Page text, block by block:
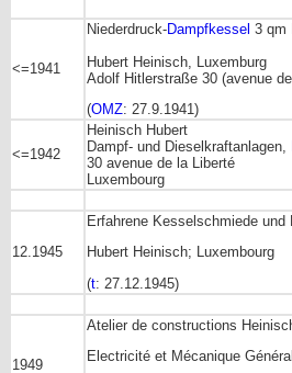
<=1941
Niederdruck-Dampfkessel 3 qm
Hubert Heinisch, Luxemburg
Adolf Hitlerstraße 30 (avenue
(OMZ: 27.9.1941)
<=1942
Heinisch Hubert
Dampf- und Dieselkraftanlagen,
30 avenue de la Liberté
Luxembourg
12.1945
Erfahrene Kesselschmiede
Hubert Heinisch; Luxembourg
(t: 27.12.1945)
1949
Atelier de constructions
Electricité et Mécanique